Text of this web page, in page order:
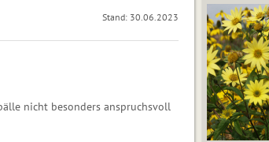
Stand: 30.06.2023
nicht besonders anspruchsvoll